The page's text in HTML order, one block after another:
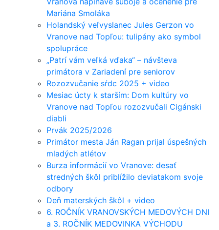
Mariána Smoláka
Holandský veľvyslanec Jules Gerzon vo
Vranove nad Topľou: tulipány ako symbol
spolupráce
„Patrí vám veľká vďaka“ – návšteva
primátora v Zariadení pre seniorov
Rozozvučanie sŕdc 2025 + video
Mesiac úcty k starším: Dom kultúry vo
Vranove nad Topľou rozozvučali Cigánski
diabli
Prvák 2025/2026
Primátor mesta Ján Ragan prijal úspešných
mladých atlétov
Burza informácií vo Vranove: desať
stredných škôl priblížilo deviatakom svoje
odbory
Deň materských škôl + video
6. ROČNÍK VRANOVSKÝCH MEDOVÝCH DNI
a 3. ROČNÍK MEDOVINKA VÝCHODU